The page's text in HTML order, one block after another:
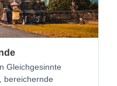
Gleichgesinnte
bereichernde